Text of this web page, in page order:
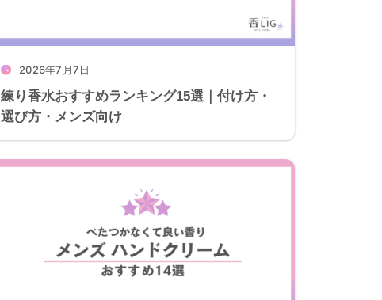
2026年7月7日
練り香水おすすめランキング15選｜付け方・
選び方・メンズ向け